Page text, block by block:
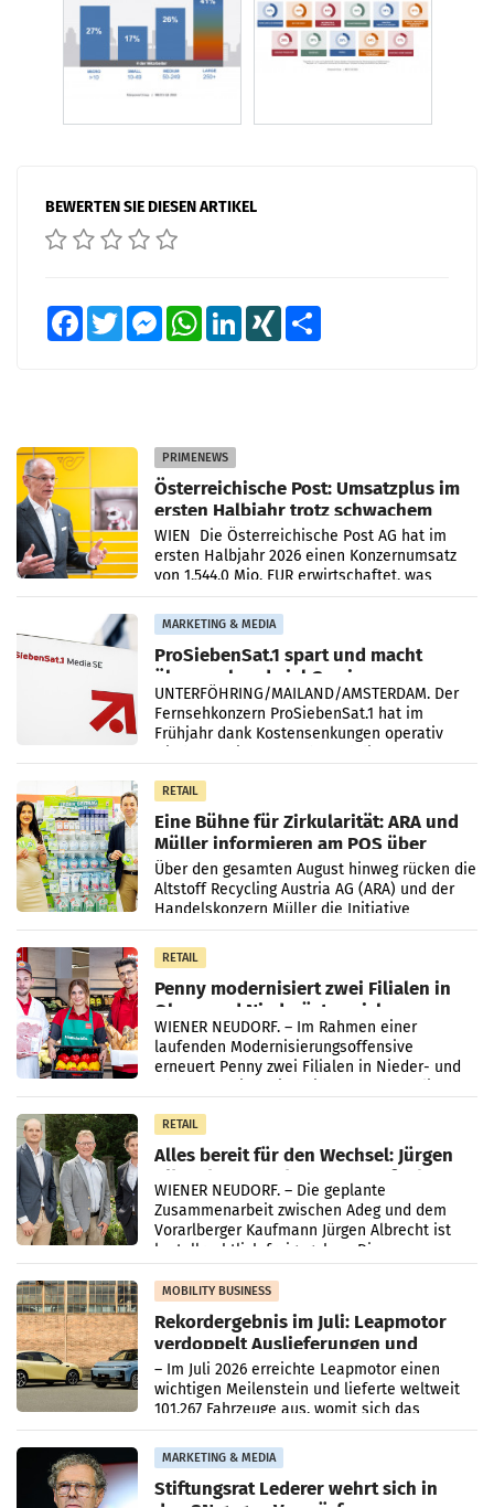
BEWERTEN SIE DIESEN ARTIKEL
FacebookTwitter MessengerWhatsAppLinkedInXING
PRIMENEWS
Österreichische Post: Umsatzplus im
ersten Halbjahr trotz schwachem
Briefgeschäft
WIEN Die Österreichische Post AG hat im
ersten Halbjahr 2026 einen Konzernumsatz
von 1.544,0 Mio. EUR erwirtschaftet, was
einem Plus von 3,8 Prozent gegenüber dem
Vergleichszeitraum
MARKETING & MEDIA
ProSiebenSat.1 spart und macht
überraschend viel Gewinn
UNTERFÖHRING/MAILAND/AMSTERDAM. Der
Fernsehkonzern ProSiebenSat.1 hat im
Frühjahr dank Kostensenkungen operativ
RETAIL
Eine Bühne für Zirkularität: ARA und
Müller informieren am POS über
Kreislauffähigkeit
Über den gesamten August hinweg rücken die
Altstoff Recycling Austria AG (ARA) und der
Handelskonzern Müller die Initiative
„Kreislauf-Helden“ in allen österreichischen
Müller-Filialen
RETAIL
Penny modernisiert zwei Filialen in
Ober- und Niederösterreich
WIENER NEUDORF. – Im Rahmen einer
laufenden Modernisierungsoffensive
erneuert Penny zwei Filialen in Nieder- und
RETAIL
Alles bereit für den Wechsel: Jürgen
Albrecht setzt ab 1.1.2027 auf Adeg
WIENER NEUDORF. – Die geplante
Zusammenarbeit zwischen Adeg und dem
Vorarlberger Kaufmann Jürgen Albrecht ist
kartellrechtlich freigegeben: Die
Bundeswettbewerbsbehörde und der
Bundeskartellanwalt
MOBILITY BUSINESS
Rekordergebnis im Juli: Leapmotor
verdoppelt Auslieferungen und
überschreitet die 100.000er-Marke
– Im Juli 2026 erreichte Leapmotor einen
wichtigen Meilenstein und lieferte weltweit
101.267 Fahrzeuge aus, womit sich das
Ergebnis gegenüber Juli 2025 mehr als
verdoppelte (+102
MARKETING & MEDIA
Stiftungsrat Lederer wehrt sich in